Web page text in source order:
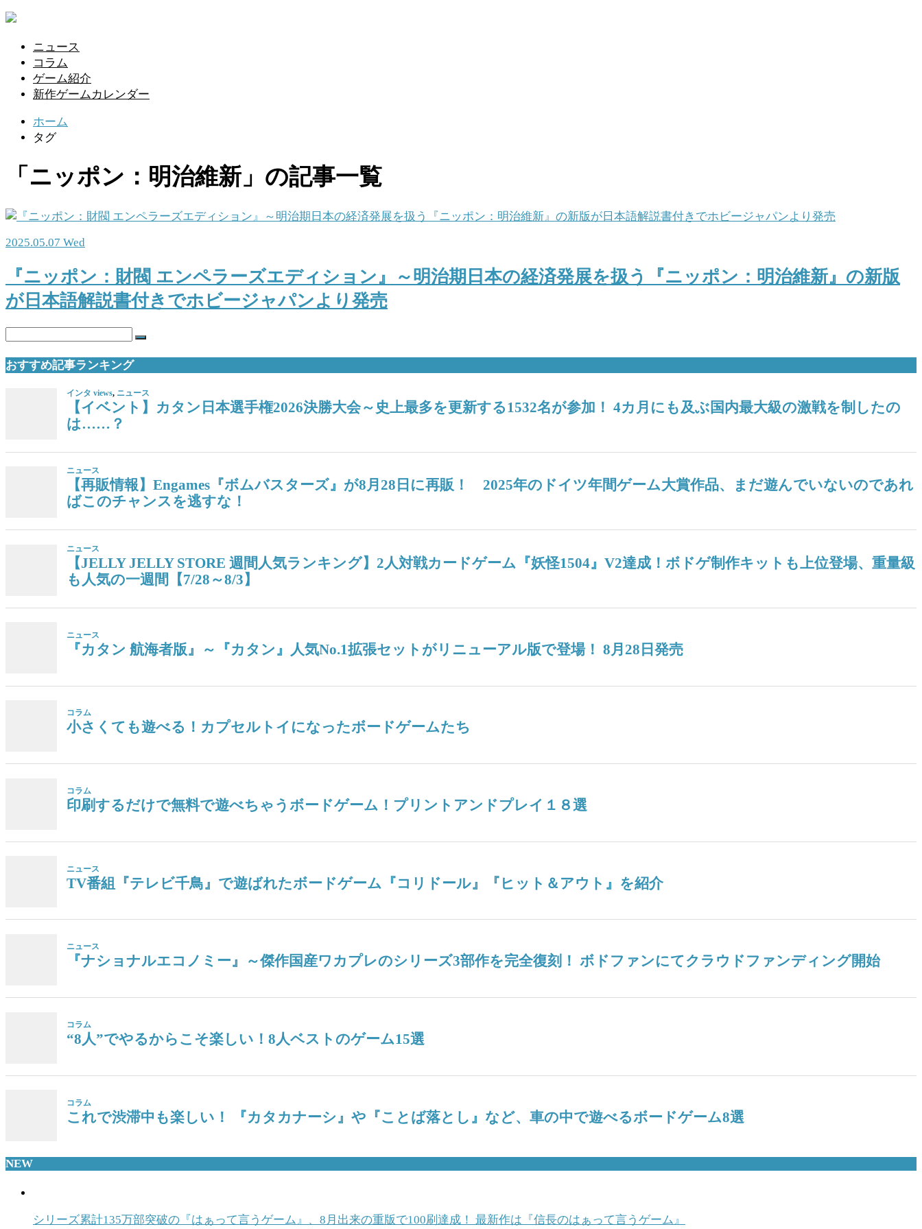
ニュース
コラム
ゲーム紹介
新作ゲームカレンダー
ホーム
タグ
「ニッポン：明治維新」の記事一覧
2025.05.07 Wed
『ニッポン：財閥 エンペラーズエディション』～明治期日本の経済発展を扱う『ニッポン：明治維新』の新版
が日本語解説書付きでホビージャパンより発売
おすすめ記事ランキング
インタ views, ニュース
【イベント】カタン日本選手権2026決勝大会～史上最多を更新する1532名が参加！ 4カ月にも及ぶ国内最大級の激戦を制したの
は……？
ニュース
【再販情報】Engames『ボムバスターズ』が8月28日に再販！ 2025年のドイツ年間ゲーム大賞作品、まだ遊んでいないのであれ
ばこのチャンスを逃すな！
ニュース
【JELLY JELLY STORE 週間人気ランキング】2人対戦カードゲーム『妖怪1504』V2達成！ボドゲ制作キットも上位登場、重量級
も人気の一週間【7/28～8/3】
ニュース
『カタン 航海者版』～『カタン』人気No.1拡張セットがリニューアル版で登場！ 8月28日発売
コラム
小さくても遊べる！カプセルトイになったボードゲームたち
コラム
印刷するだけで無料で遊べちゃうボードゲーム！プリントアンドプレイ１８選
ニュース
TV番組『テレビ千鳥』で遊ばれたボードゲーム『コリドール』『ヒット＆アウト』を紹介
ニュース
『ナショナルエコノミー』～傑作国産ワカプレのシリーズ3部作を完全復刻！ ボドファンにてクラウドファンディング開始
コラム
“8人”でやるからこそ楽しい！8人ベストのゲーム15選
コラム
これで渋滞中も楽しい！ 『カタカナーシ』や『ことば落とし』など、車の中で遊べるボードゲーム8選
NEW
シリーズ累計135万部突破の『はぁって言うゲーム』、8月出来の重版で100刷達成！ 最新作は『信長のはぁって言うゲーム』